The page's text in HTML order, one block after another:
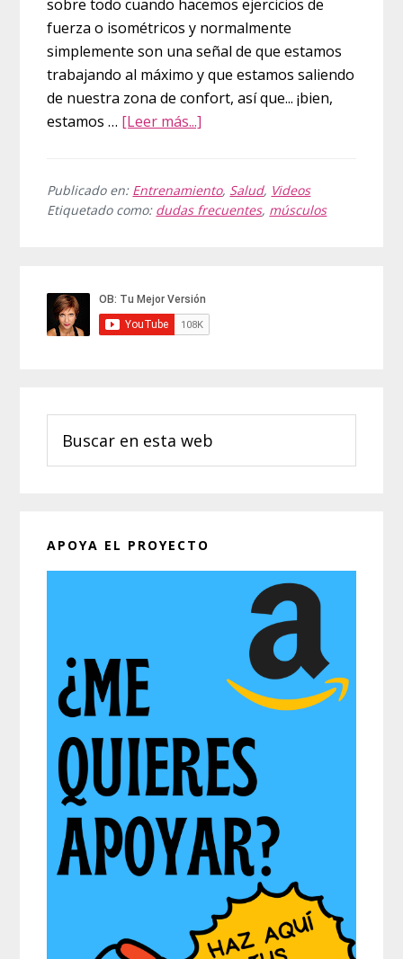
sobre todo cuando hacemos ejercicios de
fuerza o isométricos y normalmente
simplemente son una señal de que estamos
trabajando al máximo y que estamos saliendo
de nuestra zona de confort, así que... ¡bien,
estamos … [Leer más...]
qué
me
al
hacer
Publicado en: Entrenamiento, Salud, Videos
Etiquetado como: dudas frecuentes, músculos
lateral
principal
esta
APOYA EL PROYECTO